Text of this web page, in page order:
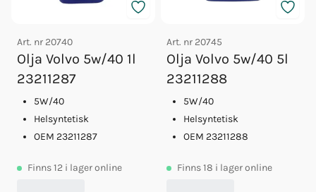
Art. nr 20740
Olja Volvo 5w/40 1l
23211287
5W/40
Helsyntetisk
OEM 23211287
Finns12 i lager online
Art. nr 20745
Olja Volvo 5w/40 5l
23211288
5W/40
Helsyntetisk
OEM 23211288
Finns18 i lager online